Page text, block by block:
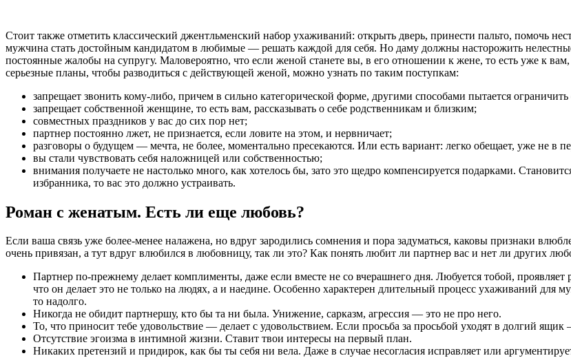
Стоит также отметить классический джентльменский набор ухаживаний: открыть дверь, принести пальто, помочь
мужчина стать достойным кандидатом в любимые — решать каждой для себя. Но даму должны насторожить
постоянные жалобы на супругу. Маловероятно, что если женой станете вы, в его отношении к жене, то есть уже к
серьезные планы, чтобы разводиться с действующей женой, можно узнать по таким поступкам:
запрещает звонить кому-либо, причем в сильно категорической форме, другими способами пытается
запрещает собственной женщине, то есть вам, рассказывать о себе родственникам и близким;
совместных праздников у вас до сих пор нет;
партнер постоянно лжет, не признается, если ловите на этом, и нервничает;
разговоры о будущем — мечта, не более, моментально пресекаются. Или есть вариант: легко обещает, уже не в
вы стали чувствовать себя наложницей или собственностью;
внимания получаете не настолько много, как хотелось бы, зато это щедро компенсируется подарками.
избранника, то вас это должно устраивать.
Роман с женатым. Есть ли еще любовь?
Если ваша связь уже более-менее налажена, но вдруг зародились сомнения и пора задуматься, каковы признаки
очень привязан, а тут вдруг влюбился в любовницу, так ли это? Как понять любит ли партнер вас и нет ли других
Партнер по-прежнему делает комплименты, даже если вместе не со вчерашнего дня. Любуется тобой,
что он делает это не только на людях, а и наедине. Особенно характерен длительный процесс ухаживаний
то надолго.
Никогда не обидит партнершу, кто бы та ни была. Унижение, сарказм, агрессия — это не про него.
То, что приносит тебе удовольствие — делает с удовольствием. Если просьба за просьбой уходят в долгий ящик
Отсутствие эгоизма в интимной жизни. Ставит твои интересы на первый план.
Никаких претензий и придирок, как бы ты себя ни вела. Даже в случае несогласия исправляет или